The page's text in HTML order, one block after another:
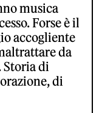
musica
Forse è il
accogliente
da
Storia di
di